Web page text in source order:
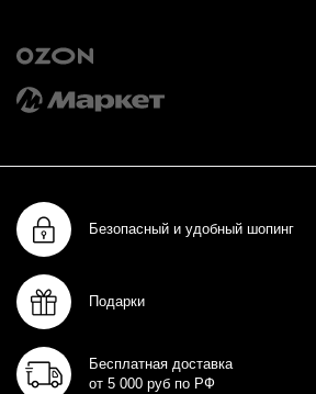
Безопасный и удобный шопинг
Подарки
Бесплатная доставка
от 5 000 руб по РФ